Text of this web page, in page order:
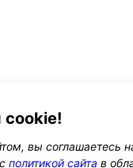
cookie!
вы соглашаетесь
политикой сайта в